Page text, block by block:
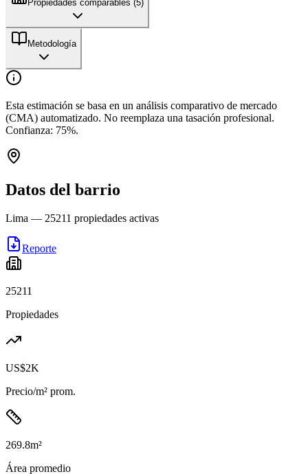
Propiedades comparables (5)
Metodología
Esta estimación se basa en un análisis comparativo de mercado
(CMA) automatizado. No reemplaza una tasación profesional.
Confianza: 75%.
Datos del barrio
Lima — 25211 propiedades activas
Reporte
25211
Propiedades
US$2K
Precio/m² prom.
269.8m²
Área promedio